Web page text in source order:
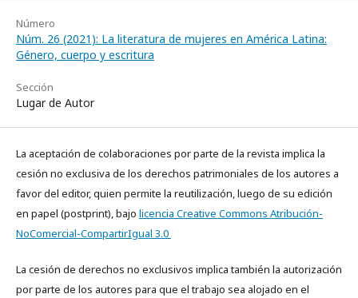
Número
Núm. 26 (2021): La literatura de mujeres en América Latina:
Género, cuerpo y escritura
Sección
Lugar de Autor
La aceptación de colaboraciones por parte de la revista implica la
cesión no exclusiva de los derechos patrimoniales de los autores a
favor del editor, quien permite la reutilización, luego de su edición
en papel (postprint), bajo licencia Creative Commons Atribución-
NoComercial-CompartirIgual 3.0
La cesión de derechos no exclusivos implica también la autorización
por parte de los autores para que el trabajo sea alojado en el